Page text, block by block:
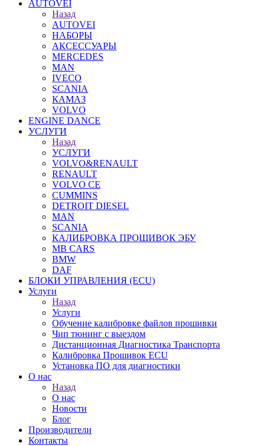
AUTOVEI
Назад
AUTOVEI
НАБОРЫ
АКСЕССУАРЫ
MERCEDES
MAN
IVECO
SCANIA
КАМАЗ
VOLVO
ENGINE DANCE
УСЛУГИ
Назад
УСЛУГИ
VOLVO&RENAULT
RENAULT
VOLVO CE
CUMMINS
DETROIT DIESEL
MAN
SCANIA
КАЛИБРОВКА ПРОШИВОК ЭБУ
MB CARS
BMW
DAF
БЛОКИ УПРАВЛЕНИЯ (ECU)
Услуги
Назад
Услуги
Обучение калибровке файлов прошивки
Чип тюнинг с выездом
Дистанционная Диагностика Транспорта
Калибровка Прошивок ECU
Установка ПО для диагностики
О нас
Назад
О нас
Новости
Блог
Производители
Контакты